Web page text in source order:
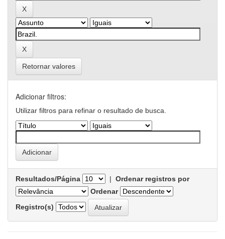
Retornar valores
Adicionar filtros:
Utilizar filtros para refinar o resultado de busca.
Resultados/Página | Ordenar registros por
Ordenar
Registro(s)